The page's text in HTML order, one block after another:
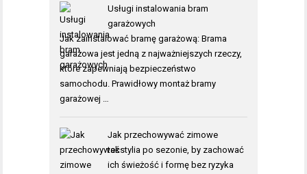
Usługi instalowania bram
garażowych
Jak zainstalować bramę garażową: Brama
garażowa jest jedną z najważniejszych rzeczy,
które zapewniają bezpieczeństwo
samochodu. Prawidłowy montaż bramy
garażowej …
Jak przechowywać zimowe
tekstylia po sezonie, by zachować
ich świeżość i formę bez ryzyka